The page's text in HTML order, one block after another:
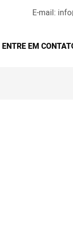
E-mail:
ENTRE EM